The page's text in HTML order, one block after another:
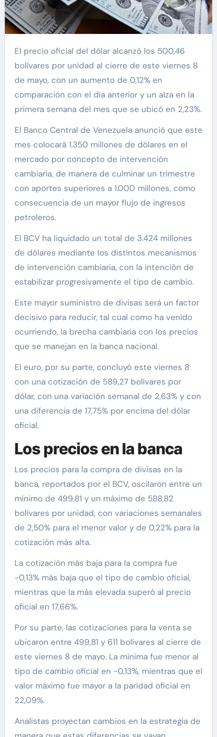
El precio oficial del dólar alcanzó los 500,46
bolívares por unidad al cierre de este viernes 8
de mayo, con un aumento de 0,12% en
comparación con el día anterior y un alza en la
primera semana del mes que se ubicó en 2,23%.
El Banco Central de Venezuela anunció que este
mes colocará 1.350 millones de dólares en el
mercado por concepto de intervención
cambiaria, de manera de culminar un trimestre
con aportes superiores a 1.000 millones, como
consecuencia de un mayor flujo de ingresos
petroleros.
El BCV ha liquidado un total de 3.424 millones
de dólares mediante los distintos mecanismos
de intervención cambiaria, con la intención de
estabilizar progresivamente el tipo de cambio.
Este mayor suministro de divisas será un factor
decisivo para reducir, tal cual como ha venido
ocurriendo, la brecha cambiaria con los precios
que se manejan en la banca nacional.
El euro, por su parte, concluyó este viernes 8
con una cotización de 589,27 bolívares por
dólar, con una variación semanal de 2,63% y con
una diferencia de 17,75% por encima del dólar
oficial.
Los precios en la banca
Los precios para la compra de divisas en la
banca, reportados por el BCV, oscilaron entre un
mínimo de 499,81 y un máximo de 588,82
bolívares por unidad, con variaciones semanales
de 2,50% para el menor valor y de 0,22% para la
cotización más alta.
La cotización más baja para la compra fue
-0,13% más baja que el tipo de cambio oficial,
mientras que la más elevada superó al precio
oficial en 17,66%.
Por su parte, las cotizaciones para la venta se
ubicaron entre 499,81 y 611 bolívares al cierre de
este viernes 8 de mayo. La mínima fue menor al
tipo de cambio oficial en -0,13%, mientras que el
valor máximo fue mayor a la paridad oficial en
22,09%.
Analistas proyectan cambios en la estrategia de